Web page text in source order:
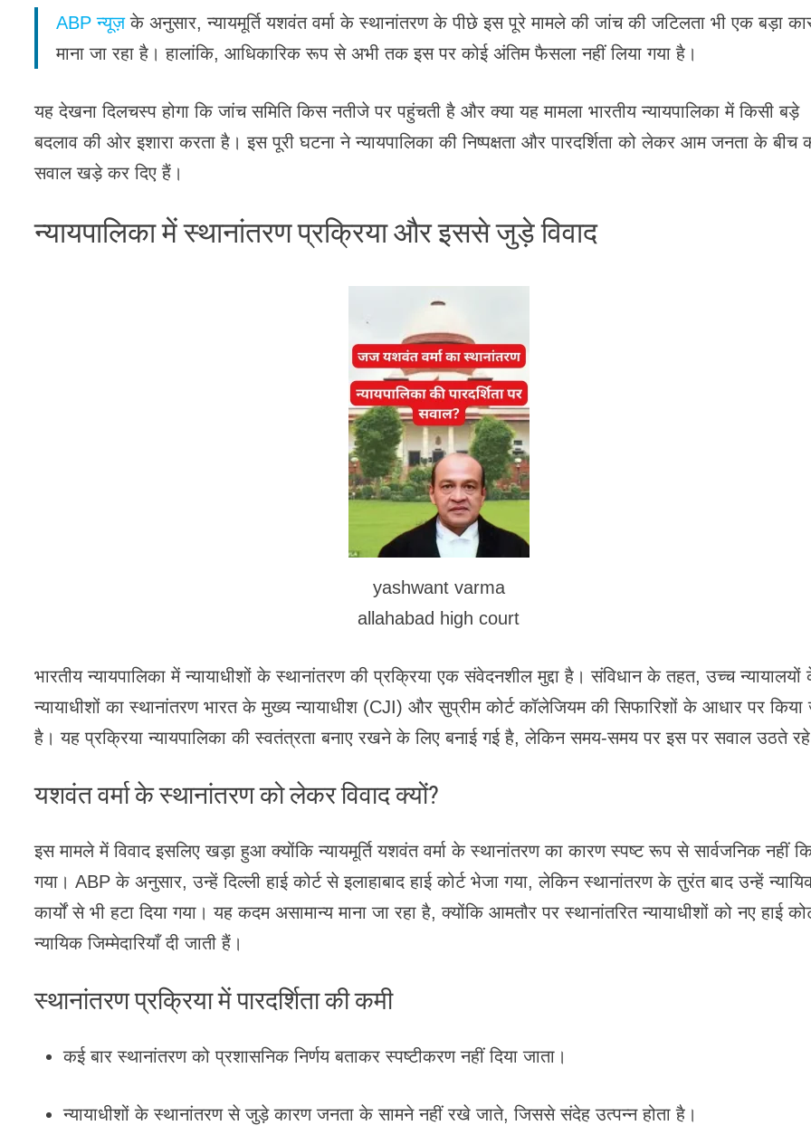
ABP न्यूज़के अनुसार, न्यायमूर्ति यशवंत वर्मा के स्थानांतरण के पीछे इस पूरे मामले की जांच की जटिलता भी एक बड़ा
माना जा रहा है। हालांकि, आधिकारिक रूप से अभी तक इस पर कोई अंतिम फैसला नहीं लिया गया है।
यह देखना दिलचस्प होगा कि जांच समिति किस नतीजे पर पहुंचती है और क्या यह मामला भारतीय न्यायपालिका में किसी बड़े
बदलाव की ओर इशारा करता है। इस पूरी घटना ने न्यायपालिका की निष्पक्षता और पारदर्शिता को लेकर आम जनता के बीच
सवाल खड़े कर दिए हैं।
न्यायपालिका में स्थानांतरण प्रक्रिया और इससे जुड़े विवाद
yashwant varma
allahabad high court
भारतीय न्यायपालिका में न्यायाधीशों के स्थानांतरण की प्रक्रिया एक संवेदनशील मुद्दा है। संविधान के तहत, उच्च न्यायालयों
न्यायाधीशों का स्थानांतरण भारत के मुख्य न्यायाधीश (CJI) और सुप्रीम कोर्ट कॉलेजियम की सिफारिशों के आधार पर किया
है। यह प्रक्रिया न्यायपालिका की स्वतंत्रता बनाए रखने के लिए बनाई गई है, लेकिन समय-समय पर इस पर सवाल उठते
यशवंत वर्मा के स्थानांतरण को लेकर विवाद क्यों?
इस मामले में विवाद इसलिए खड़ा हुआ क्योंकि न्यायमूर्ति यशवंत वर्मा के स्थानांतरण का कारण स्पष्ट रूप से सार्वजनिक नहीं
गया। ABP के अनुसार, उन्हें दिल्ली हाई कोर्ट से इलाहाबाद हाई कोर्ट भेजा गया, लेकिन स्थानांतरण के तुरंत बाद उन्हें
कार्यों से भी हटा दिया गया। यह कदम असामान्य माना जा रहा है, क्योंकि आमतौर पर स्थानांतरित न्यायाधीशों को नए हाई
न्यायिक जिम्मेदारियाँ दी जाती हैं।
स्थानांतरण प्रक्रिया में पारदर्शिता की कमी
कई बार स्थानांतरण को प्रशासनिक निर्णय बताकर स्पष्टीकरण नहीं दिया जाता।
न्यायाधीशों के स्थानांतरण से जुड़े कारण जनता के सामने नहीं रखे जाते, जिससे संदेह उत्पन्न होता है।